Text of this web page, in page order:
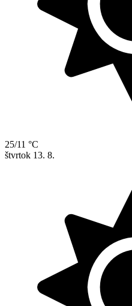
25/11 °C
štvrtok 13. 8.